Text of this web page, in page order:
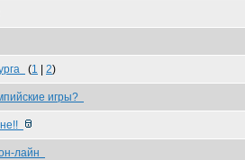
(1 2)
игры?
лайн